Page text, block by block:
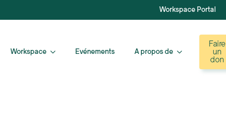
Workspace Portal
Workspace Evénements A propos de
Faire
un
don